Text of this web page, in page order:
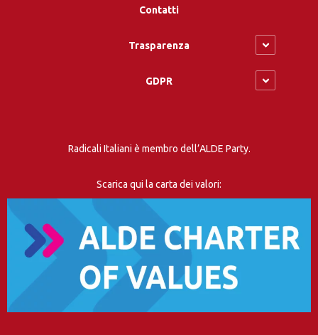
Contatti
Trasparenza
GDPR
Radicali Italiani è membro dell’ALDE Party.
Scarica qui la carta dei valori: